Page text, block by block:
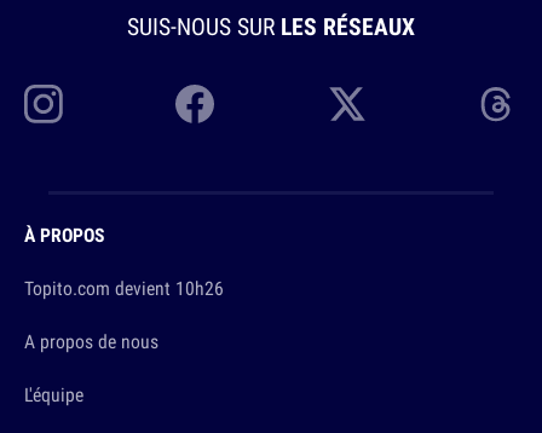
SUIS-NOUS SUR LES RÉSEAUX
À PROPOS
Topito.com devient 10h26
A propos de nous
L'équipe